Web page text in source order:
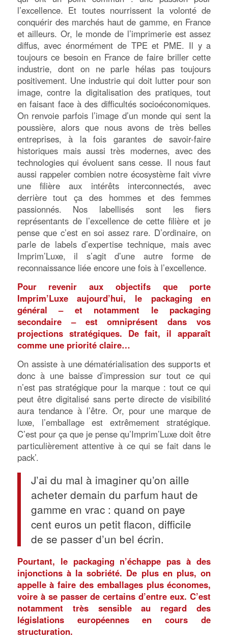
l’excellence. Et toutes nourrissent la volonté de
conquérir des marchés haut de gamme, en France
et ailleurs. Or, le monde de l’imprimerie est assez
diffus, avec énormément de TPE et PME. Il y a
toujours ce besoin en France de faire briller cette
industrie, dont on ne parle hélas pas toujours
positivement. Une industrie qui doit lutter pour son
image, contre la digitalisation des pratiques, tout
en faisant face à des difficultés socioéconomiques.
On renvoie parfois l’image d’un monde qui sent la
poussière, alors que nous avons de très belles
entreprises, à la fois garantes de savoir-faire
historiques mais aussi très modernes, avec des
technologies qui évoluent sans cesse. Il nous faut
aussi rappeler combien notre écosystème fait vivre
une filière aux intérêts interconnectés, avec
derrière tout ça des hommes et des femmes
passionnés. Nos labellisés sont les fiers
représentants de l’excellence de cette filière et je
pense que c’est en soi assez rare. D’ordinaire, on
parle de labels d’expertise technique, mais avec
Imprim’Luxe, il s’agit d’une autre forme de
reconnaissance liée encore une fois à l’excellence.
Pour revenir aux objectifs que porte
Imprim’Luxe aujourd’hui, le packaging en
général – et notamment le packaging
secondaire – est omniprésent dans vos
projections stratégiques. De fait, il apparaît
comme une priorité claire…
On assiste à une dématérialisation des supports et
donc à une baisse d’impression sur tout ce qui
n’est pas stratégique pour la marque : tout ce qui
peut être digitalisé sans perte directe de visibilité
aura tendance à l’être. Or, pour une marque de
luxe, l’emballage est extrêmement stratégique.
C’est pour ça que je pense qu’Imprim’Luxe doit être
particulièrement attentive à ce qui se fait dans le
pack’.
J’ai du mal à imaginer qu’on aille
acheter demain du parfum haut de
gamme en vrac : quand on paye
cent euros un petit flacon, difficile
de se passer d’un bel écrin.
Pourtant, le packaging n’échappe pas à des
injonctions à la sobriété. De plus en plus, on
appelle à faire des emballages plus économes,
voire à se passer de certains d’entre eux. C’est
notamment très sensible au regard des
législations européennes en cours de
structuration.